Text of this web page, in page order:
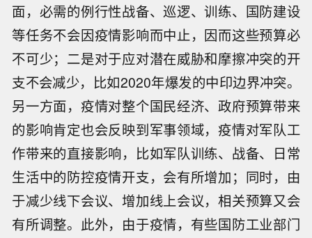
面，必需的例行性战备、巡逻、训练、国防建设
等任务不会因疫情影响而中止，因而这些预算必
不可少；二是对于应对潜在威胁和摩擦冲突的开
支不会减少，比如2020年爆发的中印边界冲突。
另一方面，疫情对整个国民经济、政府预算带来
的影响肯定也会反映到军事领域，疫情对军队工
作带来的直接影响，比如军队训练、战备、日常
生活中的防控疫情开支，会有所增加；同时，由
于减少线下会议、增加线上会议，相关预算又会
有所调整。此外，由于疫情，有些国防工业部门